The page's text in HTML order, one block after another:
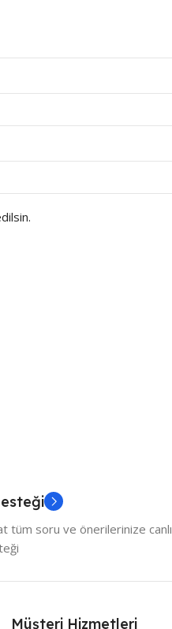
tüm soru ve önerilerinize canlı
Müşteri Hizmetleri